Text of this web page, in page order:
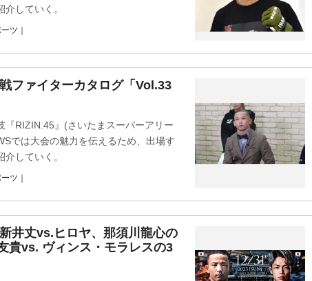
していく。
ツ｜
ファイターカタログ「Vol.33
『RIZIN.45』(さいたまスーパーアリー
では大会の魅力を伝えるため、出場す
していく。
ツ｜
井丈vs.ヒロヤ、那須川龍心の
貴vs. ヴィンス・モラレスの3